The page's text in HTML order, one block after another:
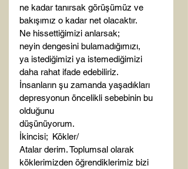
ne kadar tanırsak görüşümüz ve
bakışımız o kadar net olacaktır.
Ne hissettiğimizi anlarsak;
neyin dengesini bulamadığımızı,
ya istediğimizi ya istemediğimizi
daha rahat ifade edebiliriz.
İnsanların şu zamanda yaşadıkları
depresyonun öncelikli sebebinin bu
olduğunu
düşünüyorum.
İkincisi;  Kökler/
Atalar derim. Toplumsal olarak
köklerimizden öğrendiklerimiz bizi